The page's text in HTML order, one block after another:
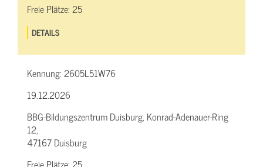
Freie Plätze:25
DETAILS
Kennung:2605L51W76
19.12.2026
BBG-Bildungszentrum Duisburg, Konrad-Adenauer-Ring
12,
47167 Duisburg
Freie Plätze: 25